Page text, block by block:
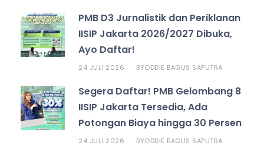
PMB D3 Jurnalistik dan Periklanan
IISIP Jakarta 2026/2027 Dibuka,
Ayo Daftar!
24 JULI 2026 BYODDIE BAGUS SAPUTRA
Segera Daftar! PMB Gelombang 8
IISIP Jakarta Tersedia, Ada
Potongan Biaya hingga 30 Persen
24 JULI 2026 BYODDIE BAGUS SAPUTRA